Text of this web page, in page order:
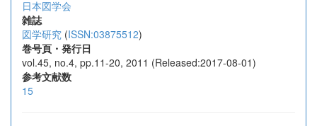
日本図学会
雑誌
図学研究 (ISSN:03875512)
巻号頁・発行日
vol.45, no.4, pp.11-20, 2011 (Released:2017-08-01)
参考文献数
15